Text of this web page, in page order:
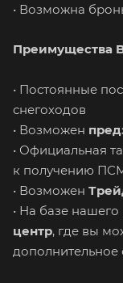
• Возможна
Преимущества
• Постоянные
снегоходов
• Возможен
• Официальная
к получению
• Возможен
• На базе
центр, где вы